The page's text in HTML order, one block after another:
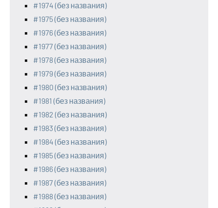
#1974 (без названия)
#1975 (без названия)
#1976 (без названия)
#1977 (без названия)
#1978 (без названия)
#1979 (без названия)
#1980 (без названия)
#1981 (без названия)
#1982 (без названия)
#1983 (без названия)
#1984 (без названия)
#1985 (без названия)
#1986 (без названия)
#1987 (без названия)
#1988 (без названия)